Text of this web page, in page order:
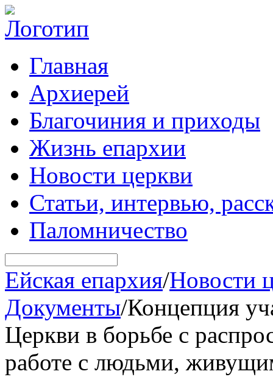
Главная
Архиерей
Благочиния и приходы
Жизнь епархии
Новости церкви
Статьи, интервью,
Паломничество
Ейская епархия/Новости
Документы/Концепция
Церкви в борьбе с
работе с людьми,